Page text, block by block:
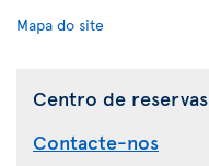
Mapa do site
Centro de reservas
Contacte-nos